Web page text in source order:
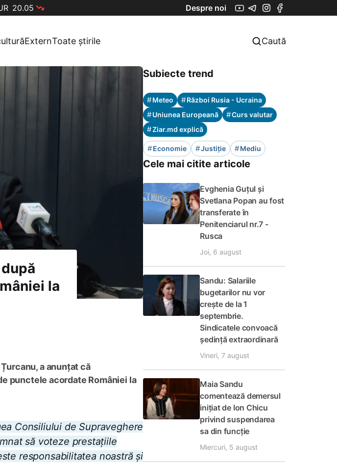
20.05 Despre noi
ExternToate știrile Caută
la
a anunțat că
punctele acordate României la
Consiliului de Supraveghere
să voteze prestațiile
responsabilitatea noastră și
Subiecte trend
#Meteo #Război Rusia - Ucraina
#Uniunea Europeană #Curs valutar
#Ziar.md explică
#Economie #Justiție #Mediu
Cele mai citite articole
Evghenia Guțul și
Svetlana Popan au fost
transferate în
Penitenciarul nr.7 -
Rusca
Joi, 6 august
Sandu: Salariile
bugetarilor nu vor
crește de la 1
septembrie.
Sindicatele convoacă
ședință extraordinară
Vineri, 7 august
Maia Sandu
comentează demersul
inițiat de Ion Chicu
privind suspendarea
sa din funcție
Miercuri, 5 august